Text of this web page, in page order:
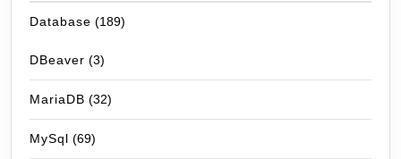
Database (189)
DBeaver (3)
MariaDB (32)
MySql (69)